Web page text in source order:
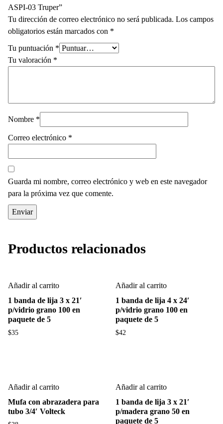
ASPI-03 Truper”
Tu dirección de correo electrónico no será publicada. Los campos
obligatorios están marcados con *
Tu puntuación *
Tu valoración *
Nombre *
Correo electrónico *
Guarda mi nombre, correo electrónico y web en este navegador
para la próxima vez que comente.
Productos relacionados
Añadir al carrito
1 banda de lija 3 x 21′
p/vidrio grano 100 en
paquete de 5
$35
Añadir al carrito
1 banda de lija 4 x 24′
p/vidrio grano 100 en
paquete de 5
$42
Añadir al carrito
Mufa con abrazadera para
tubo 3/4′ Volteck
Añadir al carrito
1 banda de lija 3 x 21′
p/madera grano 50 en
paquete de 5